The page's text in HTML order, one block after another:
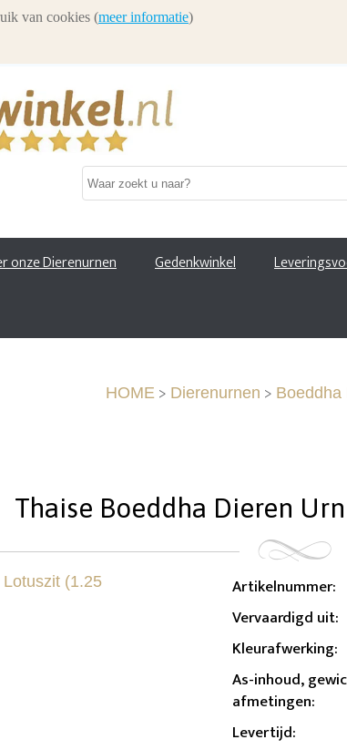
onze Dierenurnen Gedenkwinkel
HOME > Dierenurnen > Boeddha
Thaise Boeddha Dieren
Artikelnummer:
Vervaardigd uit:
Kleurafwerking:
As-inhoud,
afmetingen:
Levertijd:
van cookies (meer informatie)